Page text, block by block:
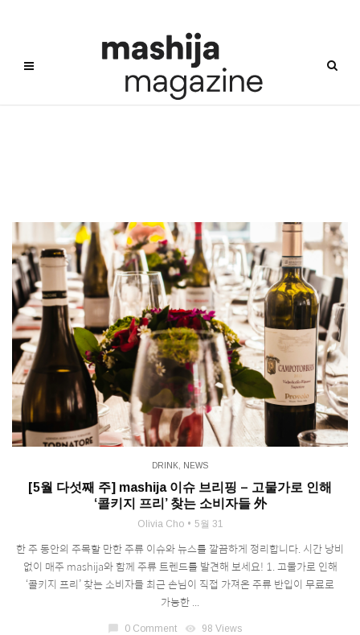
DRINK NEWS
[5월 다섯째 주] mashija 이슈 브리핑 – 고물가로 인해
‘콜키지 프리’ 찾는 소비자들 外
Olivia Cho 5월 31
한 주 동안의 주목할 만한 주류 이슈와 뉴스를 깔끔하게 정리합니다. 시간 낭비
없이 매주 mashija와 함께 주류 트렌드를 발견해 보세요! 1. 고물가로 인해
‘콜키지 프리’ 찾는 소비자들 최근 손님이 직접 가져온 주류 반입이 무료로
가능한 ...
0 Comment visibility 98 Views